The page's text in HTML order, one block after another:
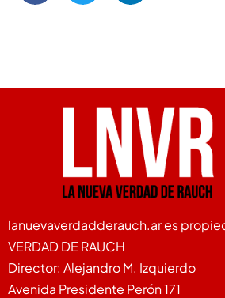
lanuevaverdadderauch.ar es
VERDAD DE RAUCH
Director: Alejandro M. Izquierdo
Avenida Presidente Perón 171